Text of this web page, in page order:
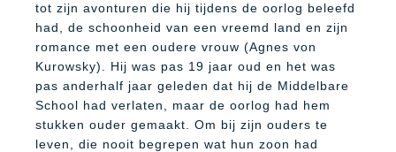
tot zijn avonturen die hij tijdens de oorlog beleefd
had, de schoonheid van een vreemd land en zijn
romance met een oudere vrouw (Agnes von
Kurowsky). Hij was pas 19 jaar oud en het was
pas anderhalf jaar geleden dat hij de Middelbare
School had verlaten, maar de oorlog had hem
stukken ouder gemaakt. Om bij zijn ouders te
leven, die nooit begrepen wat hun zoon had